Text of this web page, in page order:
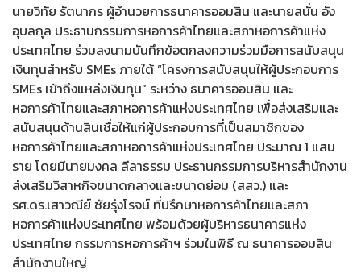
นายวิทัย รัตนากร ผู้อำนวยการธนาคารออมสิน และนายสนั่น อัง
อุบลกุล ประธานกรรมการหอการค้าไทยและสภาหอการค้าแห่ง
ประเทศไทย ร่วมลงนามบันทึกข้อตกลงความร่วมมือการสนับสนุน
เงินทุนสำหรับ SMEs ภายใต้ “โครงการสนับสนุนให้ผู้ประกอบการ
SMEs เข้าถึงแหล่งเงินทุน” ระหว่าง ธนาคารออมสิน และ
หอการค้าไทยและสภาหอการค้าแห่งประเทศไทย เพื่อส่งเสริมและ
สนับสนุนด้านสินเชื่อให้แก่ผู้ประกอบการที่เป็นสมาชิกของ
หอการค้าไทยและสภาหอการค้าแห่งประเทศไทย ประมาณ 1 แสน
ราย โดยมีนายมงคล ลีลาธรรม ประธานกรรมการบริหารสำนักงาน
ส่งเสริมวิสาหกิจขนาดกลางและขนาดย่อม (สสว.) และ
รศ.ดร.เสาวณีย์ ชัยรุ่งโรจน์ ที่ปรึกษาหอการค้าไทยและสภา
หอการค้าแห่งประเทศไทย พร้อมด้วยผู้บริหารธนาคารแห่ง
ประเทศไทย กรรมการหอการค้าฯ ร่วมในพิธี ณ ธนาคารออมสิน
สำนักงานใหญ่